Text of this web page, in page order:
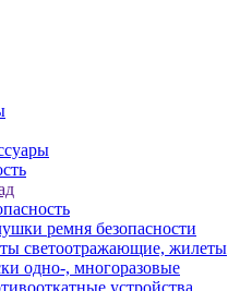
ремня безопасности
светоотражающие, жилеты
одно-, многоразовые
устройства